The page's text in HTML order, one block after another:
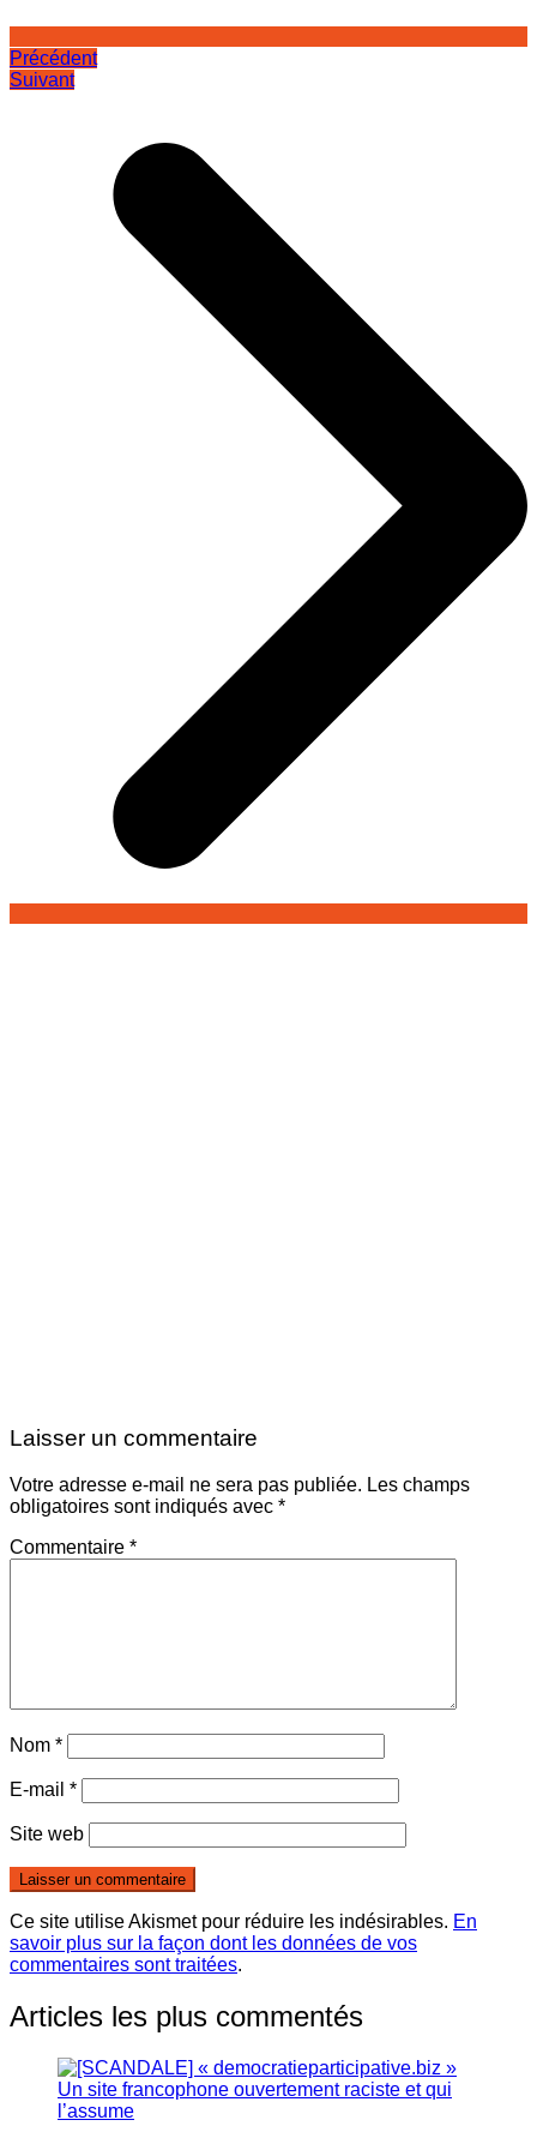
Précédent
Suivant
Laisser un commentaire
Votre adresse e-mail ne sera pas publiée. Les champs
obligatoires sont indiqués avec *
Commentaire *
Nom *
E-mail *
Site web
Ce site utilise Akismet pour réduire les indésirables. En
savoir plus sur la façon dont les données de vos
commentaires sont traitées.
Articles les plus commentés